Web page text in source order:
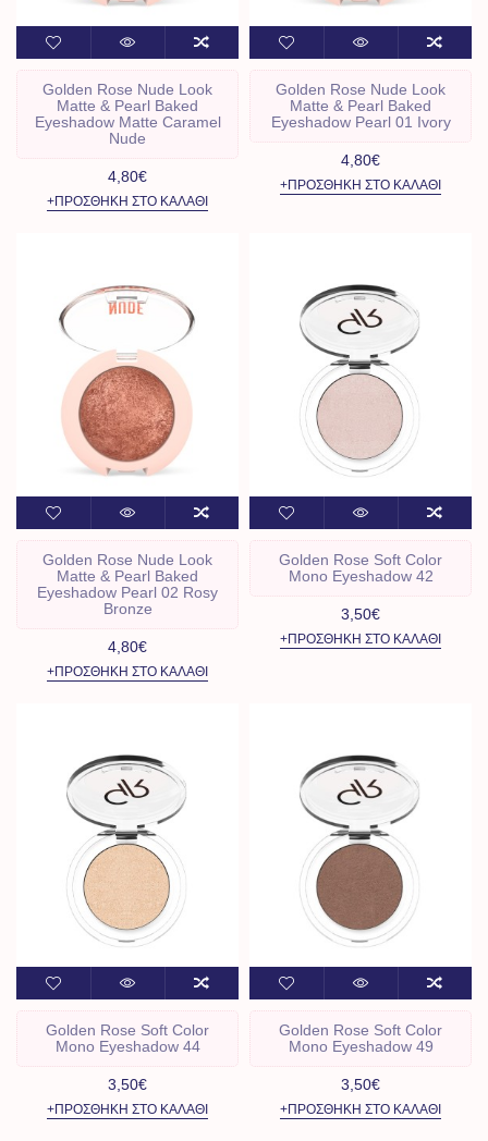
Golden Rose Nude Look
Matte & Pearl Baked
Eyeshadow Matte Caramel
Nude
4,80€
+ΠΡΟΣΘΉΚΗ ΣΤΟ ΚΑΛΆΘΙ
Golden Rose Nude Look
Matte & Pearl Baked
Eyeshadow Pearl 01 Ivory
4,80€
+ΠΡΟΣΘΉΚΗ ΣΤΟ ΚΑΛΆΘΙ
Golden Rose Nude Look
Matte & Pearl Baked
Eyeshadow Pearl 02 Rosy
Bronze
4,80€
+ΠΡΟΣΘΉΚΗ ΣΤΟ ΚΑΛΆΘΙ
Golden Rose Soft Color
Mono Eyeshadow 42
3,50€
+ΠΡΟΣΘΉΚΗ ΣΤΟ ΚΑΛΆΘΙ
Golden Rose Soft Color
Mono Eyeshadow 44
3,50€
+ΠΡΟΣΘΉΚΗ ΣΤΟ ΚΑΛΆΘΙ
Golden Rose Soft Color
Mono Eyeshadow 49
3,50€
+ΠΡΟΣΘΉΚΗ ΣΤΟ ΚΑΛΆΘΙ